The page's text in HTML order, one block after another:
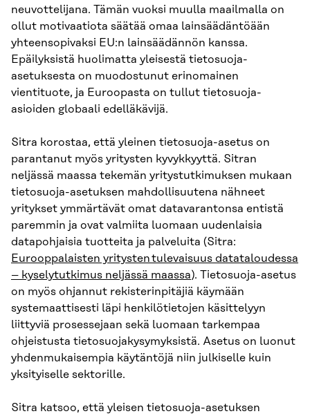
neuvottelijana. Tämän vuoksi muulla maailmalla on
ollut motivaatiota säätää omaa lainsäädäntöään
yhteensopivaksi EU:n lainsäädännön kanssa.
Epäilyksistä huolimatta yleisestä tietosuoja-
asetuksesta on muodostunut erinomainen
vientituote, ja Euroopasta on tullut tietosuoja-
asioiden globaali edelläkävijä.
Sitra korostaa, että yleinen tietosuoja-asetus on
parantanut myös yritysten kyvykkyyttä. Sitran
neljässä maassa tekemän yritystutkimuksen mukaan
tietosuoja-asetuksen mahdollisuutena nähneet
yritykset ymmärtävät omat datavarantonsa entistä
paremmin ja ovat valmiita luomaan uudenlaisia
datapohjaisia tuotteita ja palveluita (Sitra:
Eurooppalaisten yritysten tulevaisuus datataloudessa
– kyselytutkimus neljässä maassa). Tietosuoja-asetus
on myös ohjannut rekisterinpitäjiä käymään
systemaattisesti läpi henkilötietojen käsittelyyn
liittyviä prosessejaan sekä luomaan tarkempaa
ohjeistusta tietosuojakysymyksistä. Asetus on luonut
yhdenmukaisempia käytäntöjä niin julkiselle kuin
yksityiselle sektorille.
Sitra katsoo, että yleisen tietosuoja-asetuksen